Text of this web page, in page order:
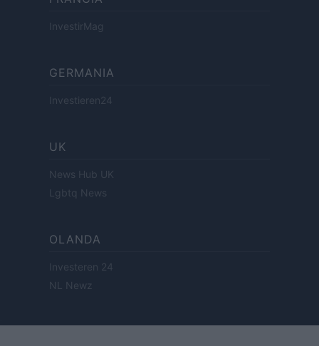
InvestirMag
GERMANIA
Investieren24
UK
News Hub UK
Lgbtq News
OLANDA
Investeren 24
NL Newz